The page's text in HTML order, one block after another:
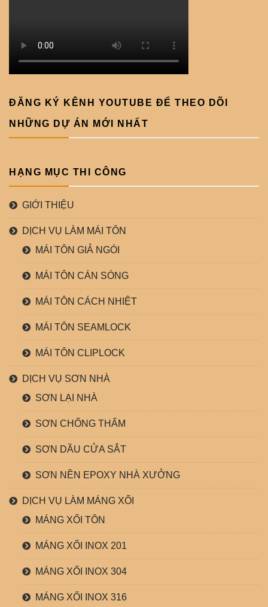
ĐĂNG KÝ KÊNH YOUTUBE ĐỂ THEO DÕI
NHỮNG DỰ ÁN MỚI NHẤT
HẠNG MỤC THI CÔNG
GIỚI THIỆU
DỊCH VỤ LÀM MÁI TÔN
MÁI TÔN GIẢ NGÓI
MÁI TÔN CÁN SÓNG
MÁI TÔN CÁCH NHIỆT
MÁI TÔN SEAMLOCK
MÁI TÔN CLIPLOCK
DỊCH VỤ SƠN NHÀ
SƠN LẠI NHÀ
SƠN CHỐNG THẤM
SƠN DẦU CỬA SẮT
SƠN NỀN EPOXY NHÀ XƯỞNG
DỊCH VỤ LÀM MÁNG XỐI
MÁNG XỐI TÔN
MÁNG XỐI INOX 201
MÁNG XỐI INOX 304
MÁNG XỐI INOX 316